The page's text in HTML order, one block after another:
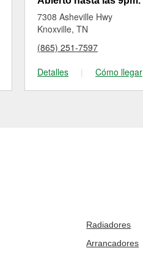
7308 Asheville Hwy
Knoxville, TN
(865) 251-7597
Detalles
| Cómo llegar
Radiadores
Arrancadores